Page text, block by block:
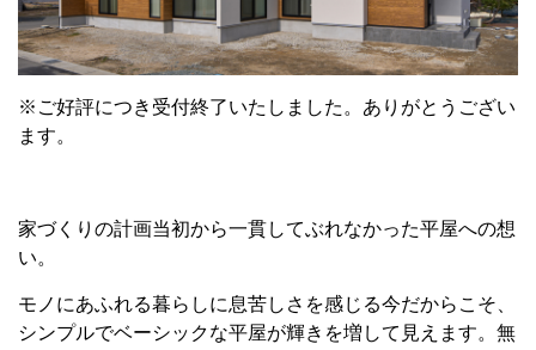
※ご好評につき受付終了いたしました。ありがとうござい
ます。
家づくりの計画当初から一貫してぶれなかった平屋への想
い。
モノにあふれる暮らしに息苦しさを感じる今だからこそ、
シンプルでベーシックな平屋が輝きを増して見えます。無